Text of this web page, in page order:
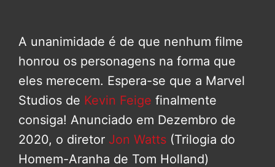
A unanimidade é de que nenhum filme
honrou os personagens na forma que
eles merecem. Espera-se que a Marvel
Studios de Kevin Feige finalmente
consiga! Anunciado em Dezembro de
2020, o diretor Jon Watts (Trilogia do
Homem-Aranha de Tom Holland)